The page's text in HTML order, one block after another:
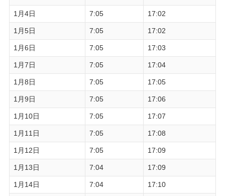
1月4日 7:05 17:02
1月5日 7:05 17:02
1月6日 7:05 17:03
1月7日 7:05 17:04
1月8日 7:05 17:05
1月9日 7:05 17:06
1月10日 7:05 17:07
1月11日 7:05 17:08
1月12日 7:05 17:09
1月13日 7:04 17:09
1月14日 7:04 17:10